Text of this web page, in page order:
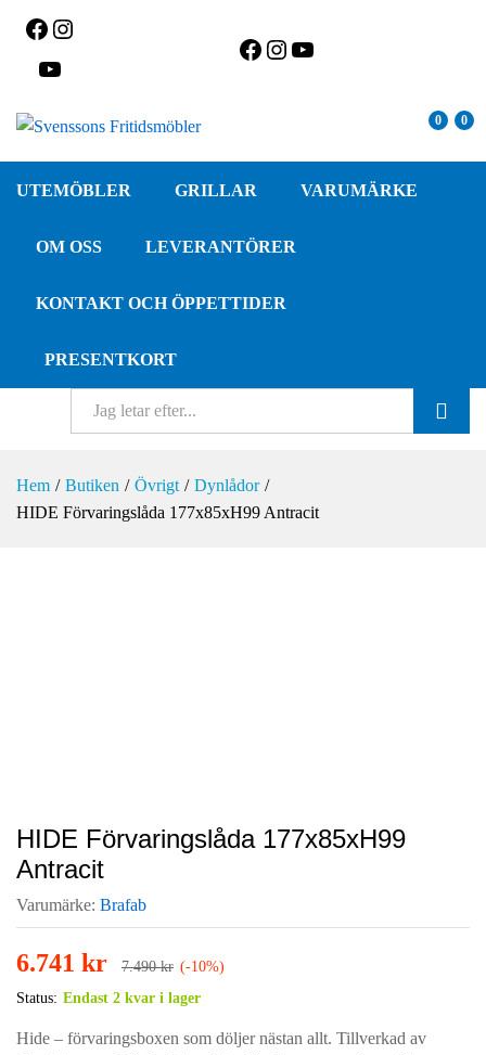
Facebook
Facebook
Instagram
0 0
UTEMÖBLER GRILLAR VARUMÄRKE
OM OSS LEVERANTÖRER
KONTAKT OCH ÖPPETTIDER
PRESENTKORT
Hem / Butiken / Övrigt / Dynlådor /
HIDE Förvaringslåda 177x85xH99 Antracit
HIDE Förvaringslåda 177x85xH99
Antracit
Varumärke: Brafab
6.741 kr 7.490kr (-10%)
Status: Endast 2 kvar i lager
Hide – förvaringsboxen som döljer nästan allt. Tillverkad av